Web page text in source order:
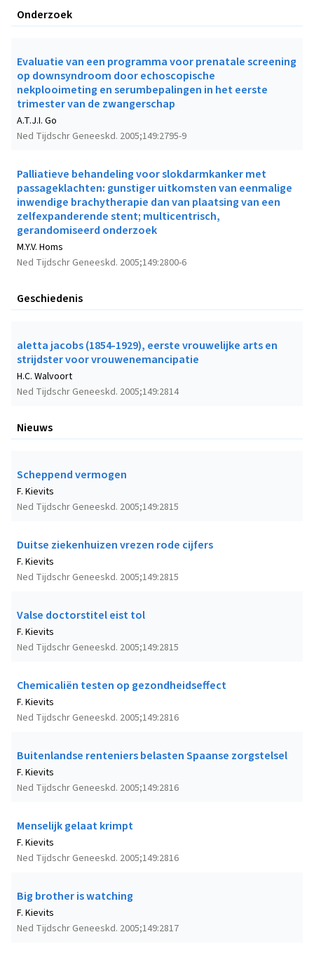
Onderzoek
Evaluatie van een programma voor prenatale screening
op downsyndroom door echoscopische
nekplooimeting en serumbepalingen in het eerste
trimester van de zwangerschap
Ned Tijdschr Geneeskd. 2005;149:2795-9
A.T.J.I. Go
Palliatieve behandeling voor slokdarmkanker met
passageklachten: gunstiger uitkomsten van eenmalige
inwendige brachytherapie dan van plaatsing van een
zelfexpanderende stent; multicentrisch,
gerandomiseerd onderzoek
Ned Tijdschr Geneeskd. 2005;149:2800-6
M.Y.V. Homs
Geschiedenis
aletta jacobs (1854-1929), eerste vrouwelijke arts en
strijdster voor vrouwenemancipatie
Ned Tijdschr Geneeskd. 2005;149:2814
H.C. Walvoort
Nieuws
Scheppend vermogen
Ned Tijdschr Geneeskd. 2005;149:2815
F. Kievits
Duitse ziekenhuizen vrezen rode cijfers
Ned Tijdschr Geneeskd. 2005;149:2815
F. Kievits
Valse doctorstitel eist tol
Ned Tijdschr Geneeskd. 2005;149:2815
F. Kievits
Chemicaliën testen op gezondheidseffect
Ned Tijdschr Geneeskd. 2005;149:2816
F. Kievits
Buitenlandse renteniers belasten Spaanse zorgstelsel
Ned Tijdschr Geneeskd. 2005;149:2816
F. Kievits
Menselijk gelaat krimpt
Ned Tijdschr Geneeskd. 2005;149:2816
F. Kievits
Big brother is watching
Ned Tijdschr Geneeskd. 2005;149:2817
F. Kievits